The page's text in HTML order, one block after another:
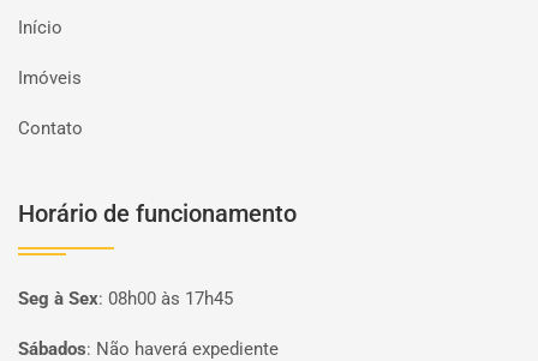
Início
Imóveis
Contato
Horário de funcionamento
Seg à Sex: 08h00 às 17h45
Sábados: Não haverá expediente